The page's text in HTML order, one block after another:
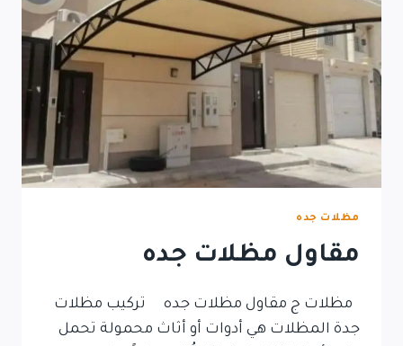
مظلات جده
مقاول مظلات جده
مظلات ج مقاول مظلات جده تركيب مظلات
جدة المظلات هي أدوات أو أثاث محمولة تحمل